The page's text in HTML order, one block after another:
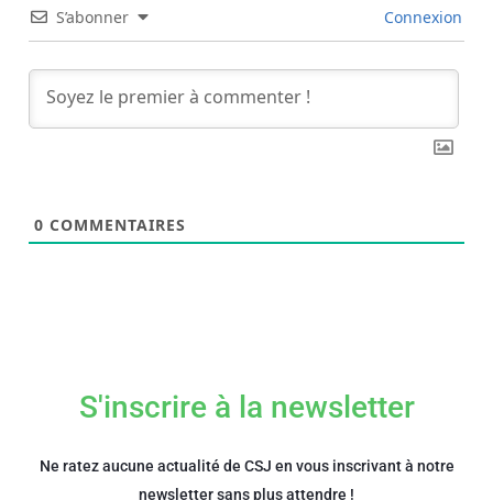
S’abonner Connexion
0 COMMENTAIRES
S'inscrire à la newsletter
Ne ratez aucune actualité de CSJ en vous inscrivant à notre
newsletter sans plus attendre !